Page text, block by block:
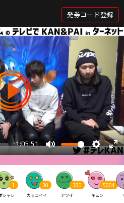
発券コード登録
1
シャレ
30
カッコイイ
300
アツイ
5004
キュン